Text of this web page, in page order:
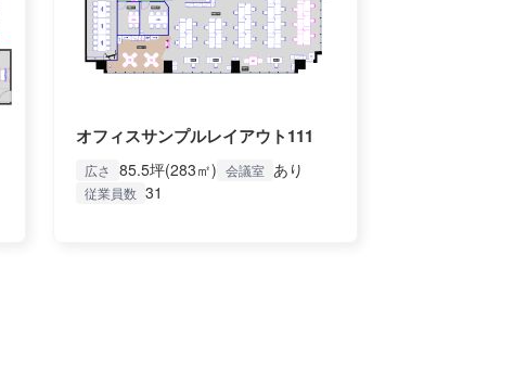
オフィスサンプルレイアウト111
広さ 85.5坪(283㎡) 会議室 あり
従業員数 31